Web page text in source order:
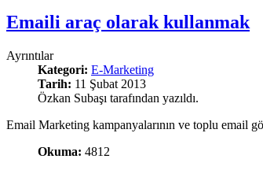
Emaili araç olarak kullanmak
Ayrıntılar
Kategori: E-Marketing
Tarih: 11 Şubat 2013
Özkan Subaşı tarafından yazıldı.
Email Marketing kampanyalarının ve toplu email
Okuma: 4812